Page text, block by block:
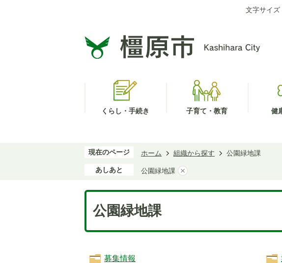
文字サイズ
くらし・手続き 子育て・教育 健
現在のページ ホーム 組織から探す 公園緑地課
あしあと 公園緑地課
公園緑地課
募集情報